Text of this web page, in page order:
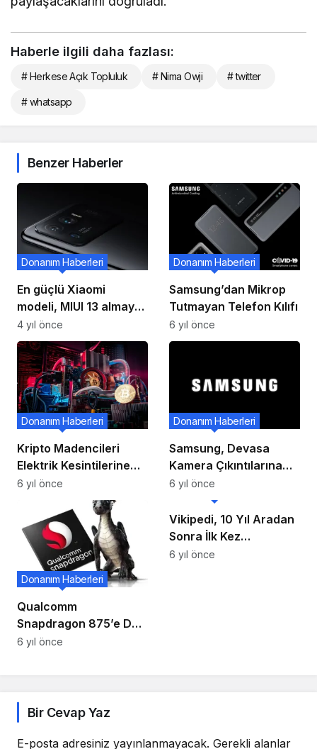
Haberle ilgili daha fazlası:
# Herkese Açık Topluluk # Nima Owji # twitter
# whatsapp
Benzer Haberler
En güçlü Xiaomi
modeli, MIUI 13 almaya
başladı!
Donanım Haberleri
4 yıl önce
Samsung’dan Mikrop
Tutmayan Telefon Kılıfı
Donanım Haberleri
6 yıl önce
Kripto Madencileri
Elektrik Kesintilerine
Sebep Oluyor!
Donanım Haberleri
6 yıl önce
Samsung, Devasa
Kamera Çıkıntılarına
Çare Olacak Dört Yeni
Kamera Sensörü
Tanıttı!
Donanım Haberleri
6 yıl önce
Qualcomm
Snapdragon 875’e Dair
Bazı Bilgiler Ortaya
Donanım Haberleri
6 yıl önce
Vikipedi, 10 Yıl Aradan
Sonra İlk Kez
Tasarımını Baştan
Donanım Haberleri
6 yıl önce
Bir Cevap Yaz
E-posta adresiniz yayınlanmayacak. Gerekli alanlar